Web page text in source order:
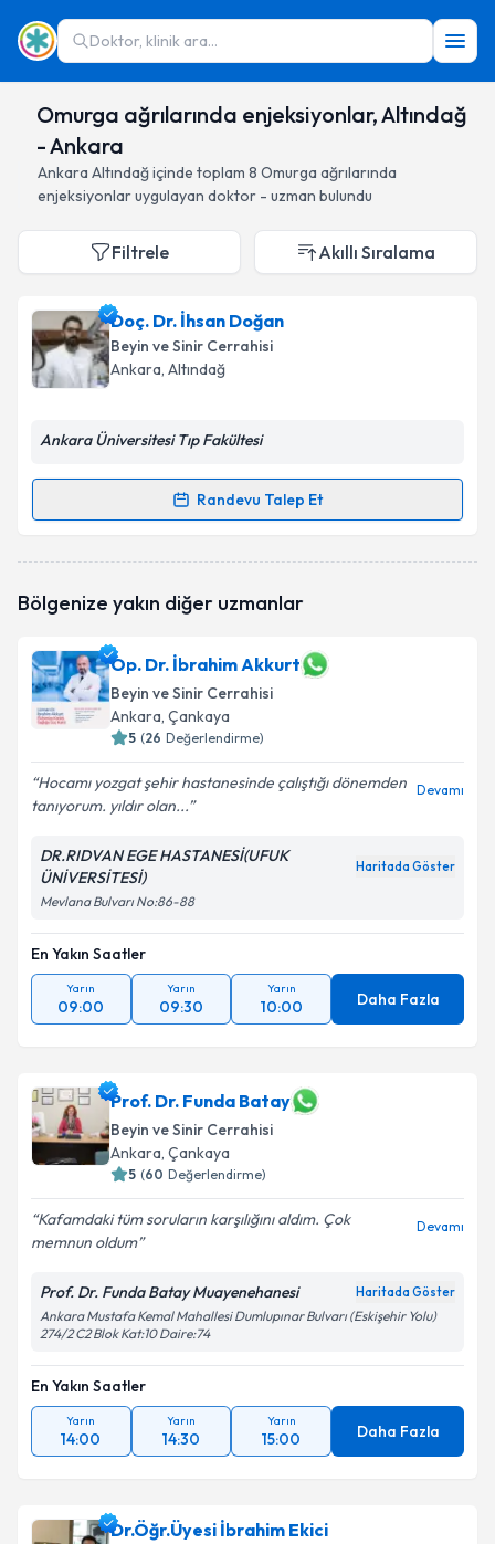
Doktor, klinik ara...
Omurga ağrılarında enjeksiyonlar, Altındağ
- Ankara
Ankara Altındağiçinde toplam 8 Omurga ağrılarında
enjeksiyonlaruygulayan doktor - uzman bulundu
Filtrele Akıllı Sıralama
Doç. Dr. İhsan Doğan
Beyin ve Sinir Cerrahisi
Ankara, Altındağ
Ankara Üniversitesi Tıp Fakültesi
Randevu Talep Et
Randevu Takvimi Talebi
oluşturun. Size bu uzmandan randevu almanız için bir
E-posta Adresiniz
Kişisel verilerimin işlenmesine ilişkinAydınlatma
Metni'ni okudum ve kişisel verilerimin belirtilen
Takvim Talebini Gönder
Bölgenize yakın diğer uzmanlar
Op. Dr. İbrahim Akkurt
Beyin ve Sinir Cerrahisi
Ankara, Çankaya
5 (26 Değerlendirme)
Hocamı yozgat şehir hastanesinde çalıştığı dönemden
tanıyorum. yıldır olan...
Devamı
DR.RIDVAN EGE HASTANESİ(UFUK
ÜNİVERSİTESİ)
Haritada Göster
Mevlana Bulvarı No:86-88
En Yakın Saatler
Yarın
09:00
Yarın
09:30
Yarın
10:00 Daha Fazla
Prof. Dr. Funda Batay
Beyin ve Sinir Cerrahisi
Ankara, Çankaya
5 (60 Değerlendirme)
Kafamdaki tüm soruların karşılığını aldım. Çok
memnun oldum
Devamı
Prof. Dr. Funda Batay Muayenehanesi Haritada Göster
Ankara Mustafa Kemal Mahallesi Dumlupınar Bulvarı (Eskişehir Yolu)
274/2 C2 Blok Kat:10 Daire:74
En Yakın Saatler
Yarın
14:00
Yarın
14:30
Yarın
15:00 Daha Fazla
Dr.Öğr.Üyesi İbrahim Ekici